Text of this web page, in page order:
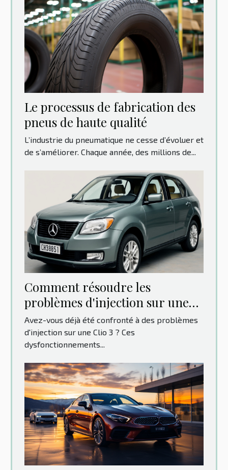
Le processus de fabrication des
pneus de haute qualité
L’industrie du pneumatique ne cesse d’évoluer et
de s’améliorer. Chaque année, des millions de...
Comment résoudre les
problèmes d'injection sur une
Clio 3 : Guide pas à pas
Avez-vous déjà été confronté à des problèmes
d'injection sur une Clio 3 ? Ces
dysfonctionnements...